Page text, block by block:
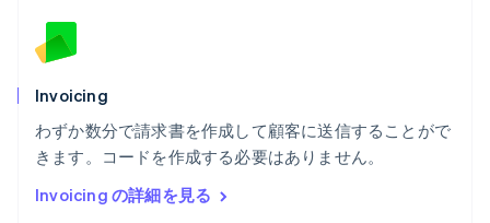
Invoicing
わずか数分で請求書を作成して顧客に送信することがで
きます。コードを作成する必要はありません。
Invoicing の詳細を見る
English
ベルギー
ポーランド
English
ポルトガル
PortuguêsEnglish
English